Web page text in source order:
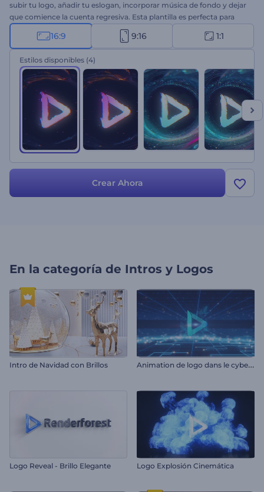
subir tu logo, añadir tu eslogan, incorporar música de fondo y dejar
que comience la cuenta regresiva. Esta plantilla es perfecta para
intros de video, anuncios especiales, eventos en vivo, aperturas de
presentaciones, lanzamientos de nuevos productos y mucho más.
¡Crea ahora y haz que tu proyecto brille! "
16:9 9:16 1:1
Estilos disponibles (4)
Crear Ahora
En la categoría de Intros y Logos
Intro de Navidad con Brillos A
nimation de logo dans le cyberespace
Logo Reveal - Brillo Elegante Logo Explosión Cinemática